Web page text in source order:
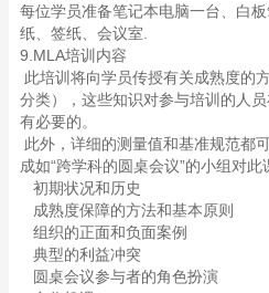
每位学员准备笔记本电脑一台、白
纸、签纸、会议室.
9.MLA培训内容
此培训将向学员传授有关成熟度的
分类），这些知识对参与培训的人
有必要的。
此外，详细的测量值和基准规范都
成如“跨学科的圆桌会议”的小组对此
初期状况和历史
成熟度保障的方法和基本原则
组织的正面和负面案例
典型的利益冲突
圆桌会议参与者的角色扮演